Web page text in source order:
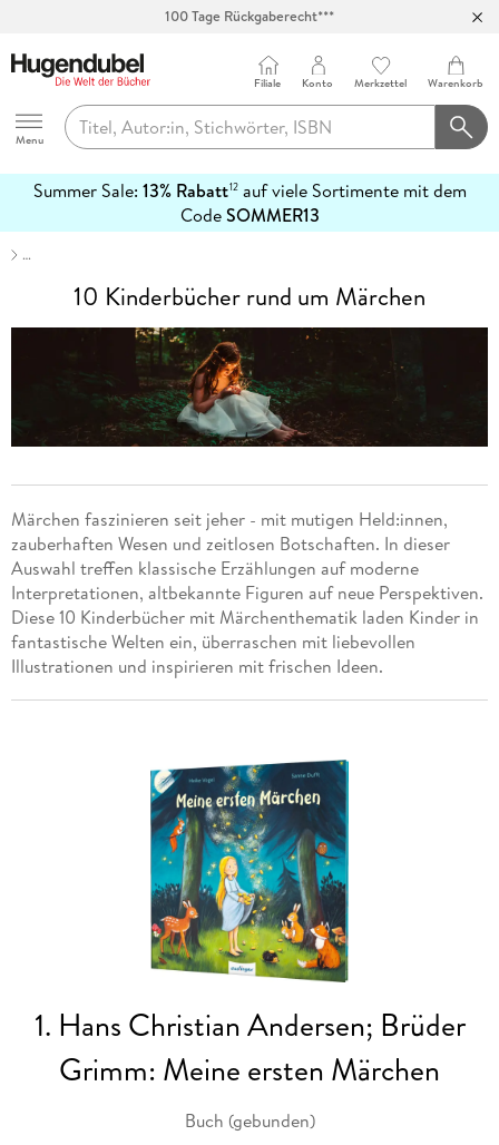
Abholung in über 100 Filialen
Hugendubel
Menu
Filiale Konto Merkzettel Warenkorb
Summer Sale: 13% Rabatt12auf viele Sortimente mit dem
CodeSOMMER13
erfahren
…
10 Kinderbücher rund um Märchen
Märchen faszinieren seit jeher - mit mutigen Held:innen,
zauberhaften Wesen und zeitlosen Botschaften. In dieser
Auswahl treffen klassische Erzählungen auf moderne
Interpretationen, altbekannte Figuren auf neue Perspektiven.
Diese 10 Kinderbücher mit Märchenthematik laden Kinder in
fantastische Welten ein, überraschen mit liebevollen
Illustrationen und inspirieren mit frischen Ideen.
1. Hans Christian Andersen; Brüder
Grimm: Meine ersten Märchen
Buch (gebunden)